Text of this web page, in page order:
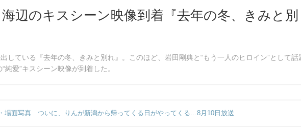
辺のキスシーン映像到着『去年の冬、きみと別
している『去年の冬、きみと別れ』。このほど、岩田剛典と“もう一人のヒロイン”として話
愛”キスシーン映像が到着した。
場面写真 ついに、りんが新潟から帰ってくる日がやってくる…8月10日放送